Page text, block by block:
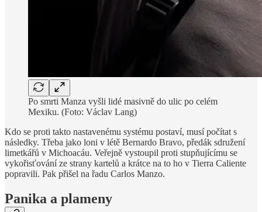
Po smrti Manza vyšli lidé masivně do ulic po celém
Mexiku. (Foto: Václav Lang)
Kdo se proti takto nastavenému systému postaví, musí počítat s
následky. Třeba jako loni v létě Bernardo Bravo, předák sdružení
limetkářů v Michoacáu. Veřejně vystoupil proti stupňujícímu se
vykořisťování ze strany kartelů a krátce na to ho v Tierra Caliente
popravili. Pak přišel na řadu Carlos Manzo.
Panika a plameny